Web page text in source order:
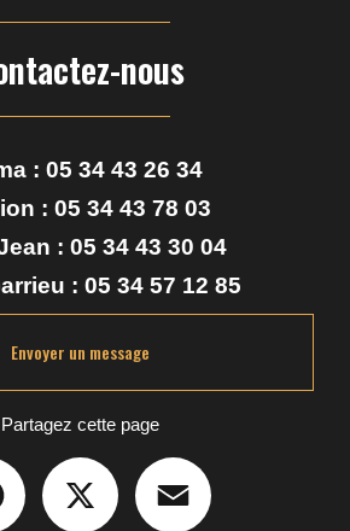
nous
: 05 34 43 26 34
: 05 34 43 78 03
: 05 34 43 30 04
: 05 34 57 12 85
Envoyer un message
Partagez cette page
Facebook